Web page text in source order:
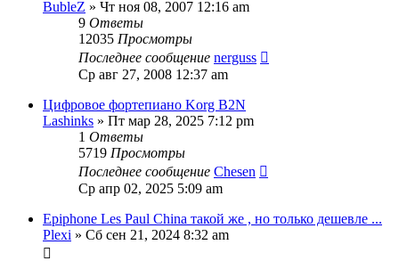
BubleZ » Чт ноя 08, 2007 12:16 am
9 Ответы
12035 Просмотры
Последнее сообщение nerguss
Ср авг 27, 2008 12:37 am
Цифровое фортепиано Korg B2N
Lashinks » Пт мар 28, 2025 7:12 pm
1 Ответы
5719 Просмотры
Последнее сообщение Chesen
Ср апр 02, 2025 5:09 am
Epiphone Les Paul China такой же , но только дешевле ...
Plexi » Сб сен 21, 2024 8:32 am